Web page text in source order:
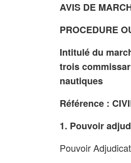
AVIS DE
PROCEDURE
Intitulé du
trois
nautiques
Référence :
1. Pouvoir
Pouvoir